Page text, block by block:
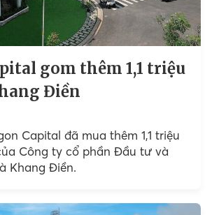
gom thêm 1,1 triệu
Điền
Capital đã mua thêm 1,1 triệu
Công ty cổ phần Đầu tư và
Khang Điền.